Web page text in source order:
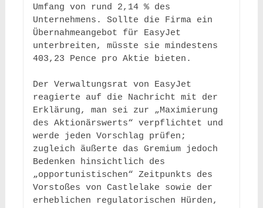
Umfang von rund 2,14 % des
Unternehmens. Sollte die Firma ein
Übernahmeangebot für EasyJet
unterbreiten, müsste sie mindestens
403,23 Pence pro Aktie bieten.
Der Verwaltungsrat von EasyJet
reagierte auf die Nachricht mit der
Erklärung, man sei zur „Maximierung
des Aktionärswerts“ verpflichtet und
werde jeden Vorschlag prüfen;
zugleich äußerte das Gremium jedoch
Bedenken hinsichtlich des
„opportunistischen“ Zeitpunkts des
Vorstoßes von Castlelake sowie der
erheblichen regulatorischen Hürden,